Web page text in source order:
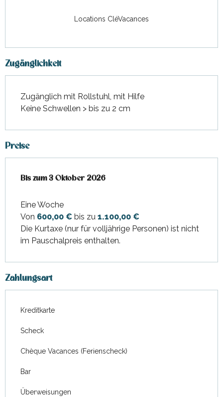
Locations CléVacances
Zugänglichkeit
Zugänglich mit Rollstuhl, mit Hilfe
Keine Schwellen > bis zu 2 cm
Preise
ab21 März 2026bis zum
Bis zum3 Oktober 2026
Eine Woche
Von 600,00 € bis zu 1.100,00 €
Die Kurtaxe (nur für volljährige Personen) ist nicht
im Pauschalpreis enthalten.
Zahlungsart
Kreditkarte
Scheck
Chèque Vacances (Ferienscheck)
Bar
Überweisungen